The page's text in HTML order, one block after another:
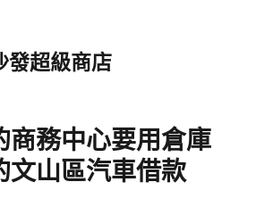
發超級商店
商務中心要用倉庫
文山區汽車借款